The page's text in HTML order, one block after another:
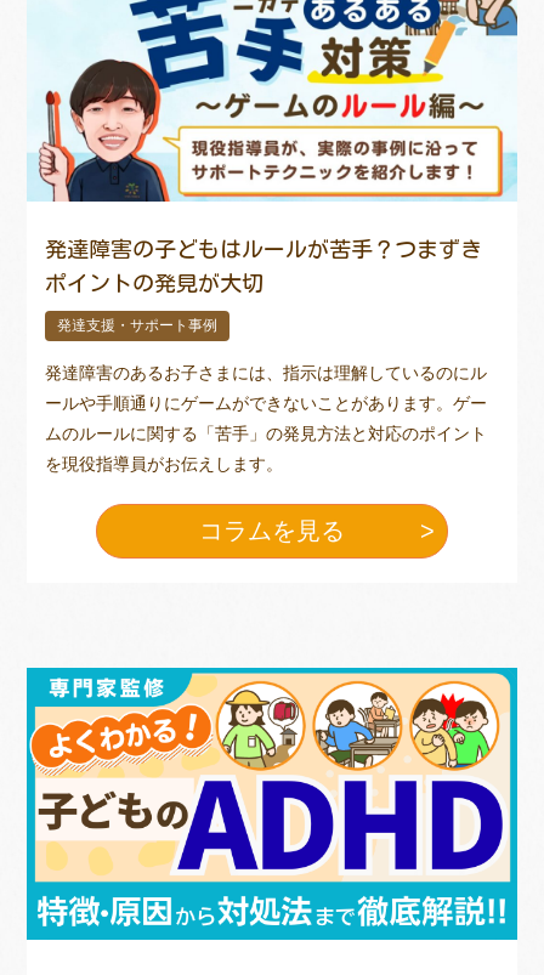
発達障害の子どもはルールが苦手？つまずき
ポイントの発見が大切
発達支援・サポート事例
発達障害のあるお子さまには、指示は理解しているのにル
ールや手順通りにゲームができないことがあります。ゲー
ムのルールに関する「苦手」の発見方法と対応のポイント
を現役指導員がお伝えします。
コラムを見る